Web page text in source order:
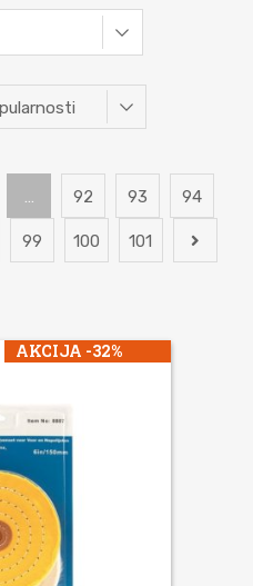
… 92 93 94
99 100 101
AKCIJA -32%